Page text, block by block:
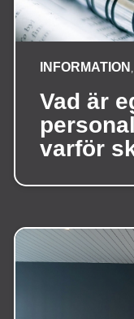
INFORMATION ,
Vad är
varför